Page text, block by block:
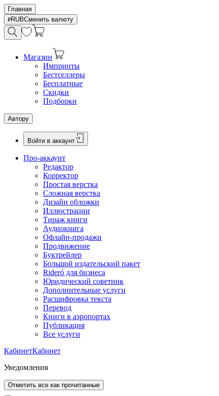
Главная
RUBСменить валюту
Магазин
Импринты
Бестселлеры
Бесплатные
Скидки
Подборки
Автору
Войти в аккаунт
Про-аккаунт
Редактор
Корректор
Простая верстка
Сложная верстка
Дизайн обложки
Иллюстрации
Тираж книги
Аудиокнига
Офлайн-продажи
Продвижение
Буктрейлер
Большой издательский пакет
Rideró для бизнеса
Юридический советник
Дополнительные услуги
Расшифровка текста
Перевод
Книги в аэропортах
Публикация
Все услуги
КабинетКабинет
Уведомления
Отметить все как прочитанные